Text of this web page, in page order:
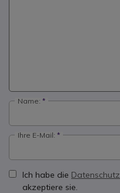
Name:
Ihre E-Mail:
Ich habe die
akzeptiere sie.